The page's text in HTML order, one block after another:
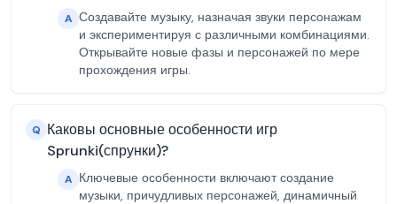
A Создавайте музыку, назначая звуки персонажам
и экспериментируя с различными комбинациями.
Открывайте новые фазы и персонажей по мере
прохождения игры.
Q Каковы основные особенности игр
Sprunki(спрунки)?
A Ключевые особенности включают создание
музыки, причудливых персонажей, динамичный